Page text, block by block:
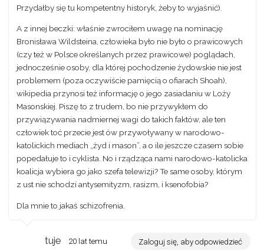
Przydałby się tu kompetentny historyk, żeby to wyjaśnić).
A z innej beczki: właśnie zwrociłem uwagę na nominację
Bronisława Wildsteina, człowieka było nie było o prawicowych
(czy też w Polsce określanych przez prawicowe) poglądach,
jednocześnie osoby, dla której pochodzenie żydowskie nie jest
problemem (poza oczywiście pamięcią o ofiarach Shoah),
wikipedia przynosi też informację o jego zasiadaniu w Loży
Masonskiej. Piszę to z trudem, bo nie przywykłem do
przywiązywania nadmiernej wagi do takich faktów, ale ten
człowiek toć przecie jest ów przywoływany w narodowo-
katolickich mediach „żyd i mason”, a o ile jeszcze czasem sobie
popedałuje to i cyklista. No i rządząca nami narodowo-katolicka
koalicja wybiera go jako szefa telewizji? Te same osoby, którym
z ust nie schodzi antysemityzm, rasizm, i ksenofobia?
Dla mnie to jakaś schizofrenia.
tuje 20 lat temu Zaloguj się, aby odpowiedzieć